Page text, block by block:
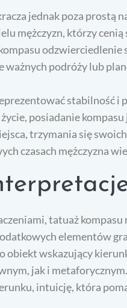
jednak poza prostą
mężczyzn, którzy
ważnych podróży lub
stabilność
posiadanie
trzymania się
czasach mężczyzna
tatuaż
elementów
obiekt wskazujący
jak i
intuicję, która